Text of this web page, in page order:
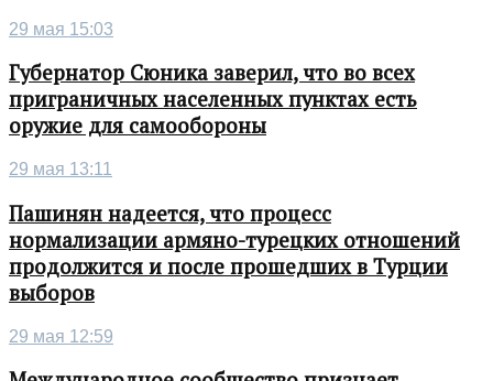
29 мая 15:03
Губернатор Сюника заверил, что во всех
приграничных населенных пунктах есть
оружие для самообороны
29 мая 13:11
Пашинян надеется, что процесс
нормализации армяно-турецких отношений
продолжится и после прошедших в Турции
выборов
29 мая 12:59